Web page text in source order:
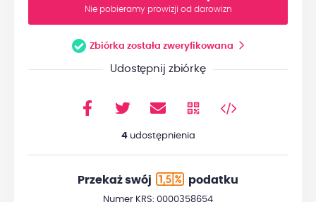
Nie pobieramy prowizji od darowizn
Zbiórka została zweryfikowana
Udostępnij zbiórkę
4udostępnienia
Przekaż swój podatku
Numer KRS: 0000358654